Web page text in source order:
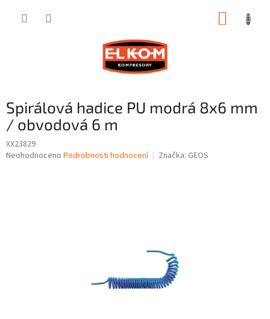
Spirálová hadice PU modrá 8x6 mm
/ obvodová 6 m
XX23829
Průměrné
Neohodnoceno Podrobnosti hodnocení Značka: GEOS